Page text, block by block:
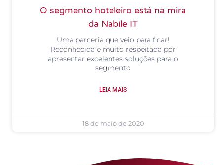
O segmento hoteleiro está na mira
da Nabile IT
Uma parceria que veio para ficar!
Reconhecida e muito respeitada por
apresentar excelentes soluções para o
segmento
LEIA MAIS
18 de maio de 2020